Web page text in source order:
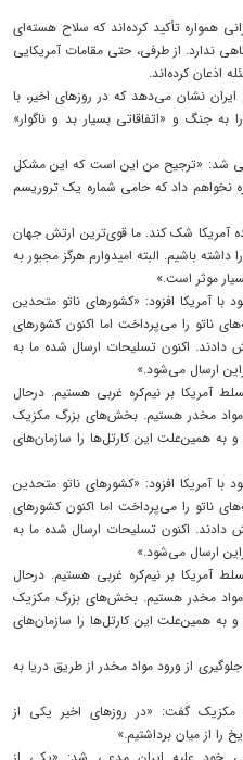
همواره تأکید کرده‌اند که سلاح هسته‌ای
ندارد. از طرفی، حتی مقامات آمریکایی
اذعان کرده‌اند.
نشان می‌دهد که در روزهای اخیر، با
به جنگ و «اتفاقاتی بسیار بد و ناگوار»
شد: «ترجیح من این است که این مشکل
نخواهم داد که حامی شماره یک تروریسم
آمریکا شک کند. ما قوی‌ترین ارتش جهان
باشیم. البته امیدوارم هرگز مجبور به
موثر است.»
با آمریکا افزود: «کشورهای ناتو متحدین
ناتو را می‌پرداخت اما اکنون کشورهای
دادند. اکنون تسلیحات ارسال شده ما به
ارسال می‌شود.»
آمریکا بر نیم‌کره غربی هستیم. درحال
مواد مخدر هستیم. بخش‌های بزرگ مکزیک
به همین‌علت این کارتل‌ها را سازمان‌های
با آمریکا افزود: «کشورهای ناتو متحدین
ناتو را می‌پرداخت اما اکنون کشورهای
دادند. اکنون تسلیحات ارسال شده ما به
ارسال می‌شود.»
آمریکا بر نیم‌کره غربی هستیم. درحال
مواد مخدر هستیم. بخش‌های بزرگ مکزیک
به همین‌علت این کارتل‌ها را سازمان‌های
از ورود مواد مخدر از طریق دریا به
مکزیک گفت: «در روزهای اخیر یکی از
را از میان برداشتیم.»